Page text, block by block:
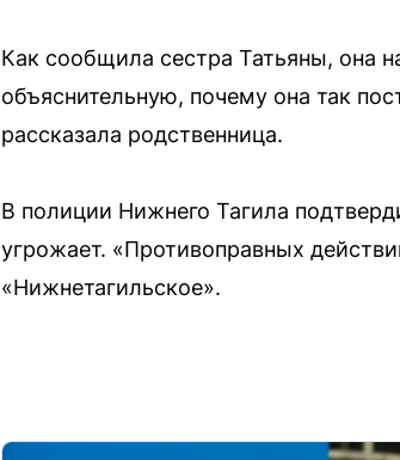
Как сообщила сестра Татьяны, она
объяснительную, почему она так
рассказала родственница.
В полиции Нижнего Тагила
угрожает. «Противоправных
«Нижнетагильское».